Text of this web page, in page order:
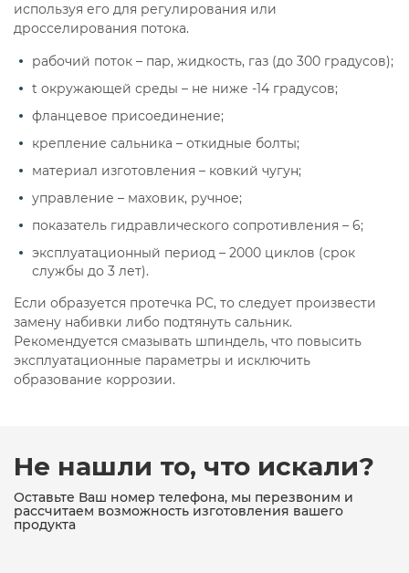
15с22нж 15с22нж ду100 15с22нж ду15
15с22нж ду150 ру40 15с22нж ду20
15с22нж ду200 15с22нж ду200 ру40
15с22нж ду32 15с22нж ду50
15с22нж ду80 15с22нж проходной
15с22нж стальной
15с22нж стальной фланцевый
15с22нж фланцевый 15с22п 15с27нж
15с51п 15с52нж 15с52нж фланцевый
15с57нж 15с65нж 15с65нж ду100
15с65нж ду100 ру16 15с65нж ду15
используя его для регулирования или
дросселирования потока.
рабочий поток – пар, жидкость, газ (до 300 градусов);
t окружающей среды – не ниже -14 градусов;
фланцевое присоединение;
крепление сальника – откидные болты;
материал изготовления – ковкий чугун;
управление – маховик, ручное;
показатель гидравлического сопротивления – 6;
эксплуатационный период – 2000 циклов (срок
службы до 3 лет).
Если образуется протечка РС, то следует произвести
замену набивки либо подтянуть сальник.
Рекомендуется смазывать шпиндель, что повысить
эксплуатационные параметры и исключить
образование коррозии.
Не нашли то, что искали?
Оставьте Ваш номер телефона, мы перезвоним и
рассчитаем возможность изготовления вашего
продукта